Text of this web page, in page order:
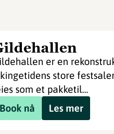
er en
store
som et pakketil...
Book nå
Les mer